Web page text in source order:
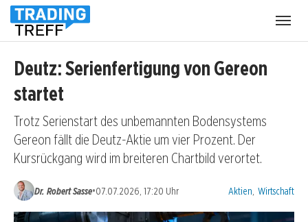
Deutz: Serienfertigung von Gereon
startet
Trotz Serienstart des unbemannten Bodensystems
Gereon fällt die Deutz-Aktie um vier Prozent. Der
Kursrückgang wird im breiteren Chartbild verortet.
Dr. Robert Sasse•07.07.2026, 17:20 Uhr Kategorien:
Aktien Wirtschaft